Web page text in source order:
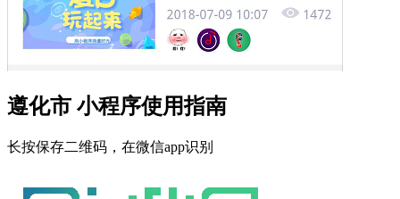
遵化市 小程序使用指南
长按保存二维码，在微信app识别